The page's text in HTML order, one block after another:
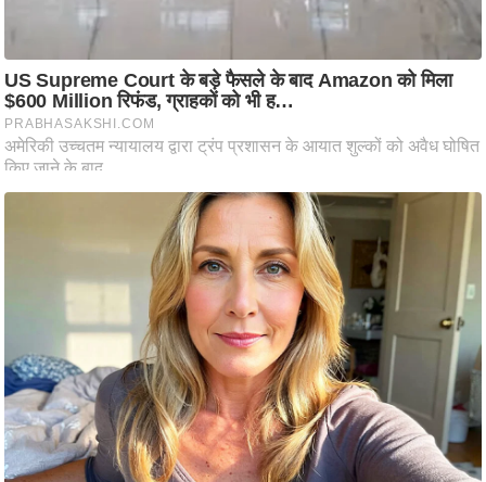
ण
स
म
सा
म
मि
स्तं
भ
ए